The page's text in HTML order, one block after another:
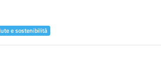
e sostenibilità